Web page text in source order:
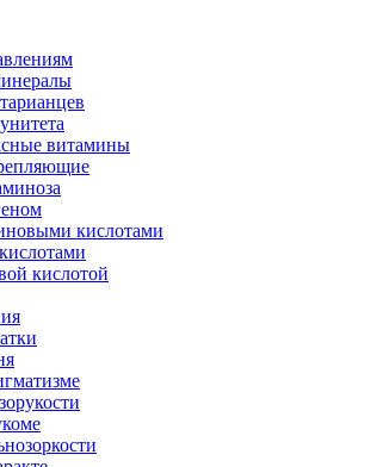
витамины
кислотами
кислотой